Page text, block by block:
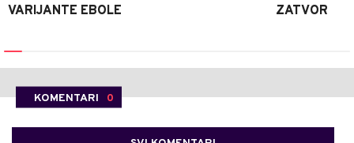
VARIJANTE EBOLE
ZATVOR
KOMENTARI 0